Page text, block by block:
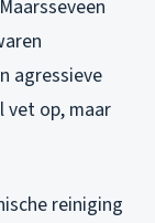
agressieve
vet op, maar
reiniging